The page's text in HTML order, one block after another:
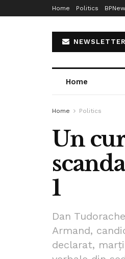
Home Politics
NEWSLETTER
Home
Home Politics
Un
1
Dan
Armand,
declarat,